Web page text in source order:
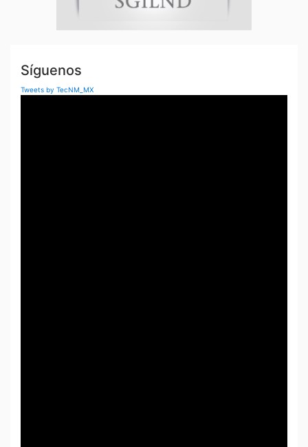
Síguenos
Tweets by TecNM_MX